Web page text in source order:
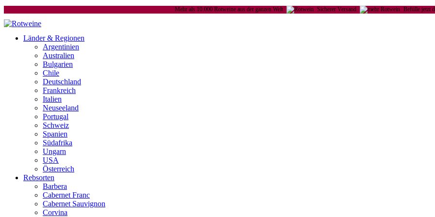
Mehr als 10.000 Rotweine aus der ganzen Welt Sicherer Versand Befülle jetzt
Länder & Regionen
Argentinien
Australien
Bulgarien
Chile
Deutschland
Frankreich
Italien
Neuseeland
Portugal
Schweiz
Spanien
Südafrika
Ungarn
USA
Österreich
Rebsorten
Barbera
Cabernet Franc
Cabernet Sauvignon
Corvina